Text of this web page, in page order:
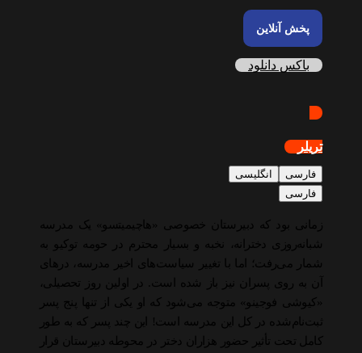
پخش آنلاین
باکس دانلود
تریلر
فارسی
انگلیسی
فارسی
زمانی بود که دبیرستان خصوصی «هاچیمیتسو» یک مدرسه
شبانه‌روزی دخترانه، نخبه و بسیار محترم در حومه توکیو به
شمار می‌رفت؛ اما با تغییر سیاست‌های اخیر مدرسه، درهای
آن به روی پسران نیز باز شده است. در اولین روز تحصیلی،
«کیوشی فوجینو» متوجه می‌شود که او یکی از تنها پنج پسر
ثبت‌نام‌شده در کل این مدرسه است! این چند پسر که به طور
کامل تحت تأثیر حضور هزاران دختر در محوطه دبیرستان قرار